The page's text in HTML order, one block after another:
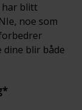
har blitt
noe som
dine blir både